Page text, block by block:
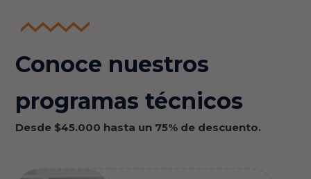
Conoce nuestros
programas técnicos
Desde $45.000 hasta un 75% de descuento.